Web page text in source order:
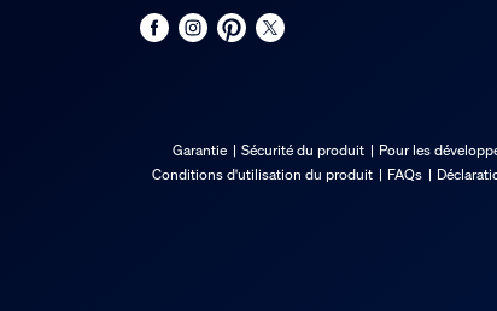
Garantie Sécurité du produit Pour les
Conditions d'utilisation du produit
FAQs